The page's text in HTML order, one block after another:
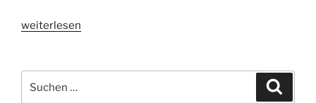
„Oma
Das
Grundrezept“
weiterlesen
nach: